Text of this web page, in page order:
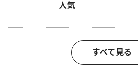
人気
すべて見る